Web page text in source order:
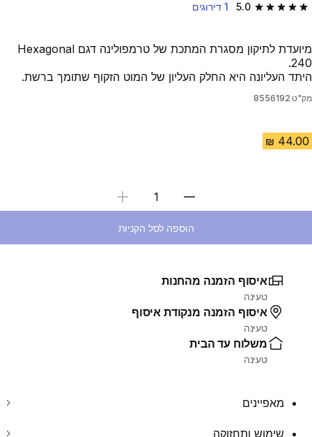
5.0 5.0 out of 5 stars from 1 reviews 1 דירוגים
מיועדת לתיקון מסגרת המתכת של טרמפולינה דגם Hexagonal
240.
היתד העליונה היא החלק העליון של המוט הזקוף שתומך ברשת.
מק"ט 8556192
בחירת כמות
הוספה לסל הקניות
איסוף הזמנה מהחנות
טעינה
איסוף הזמנה מנקודת איסוף
טעינה
משלוח עד הבית
טעינה
מאפיינים
שימוש ותחזוקה